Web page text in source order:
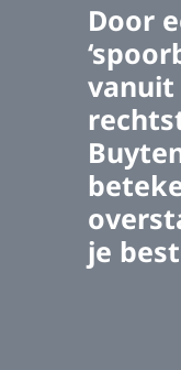
Door
vanuit
je